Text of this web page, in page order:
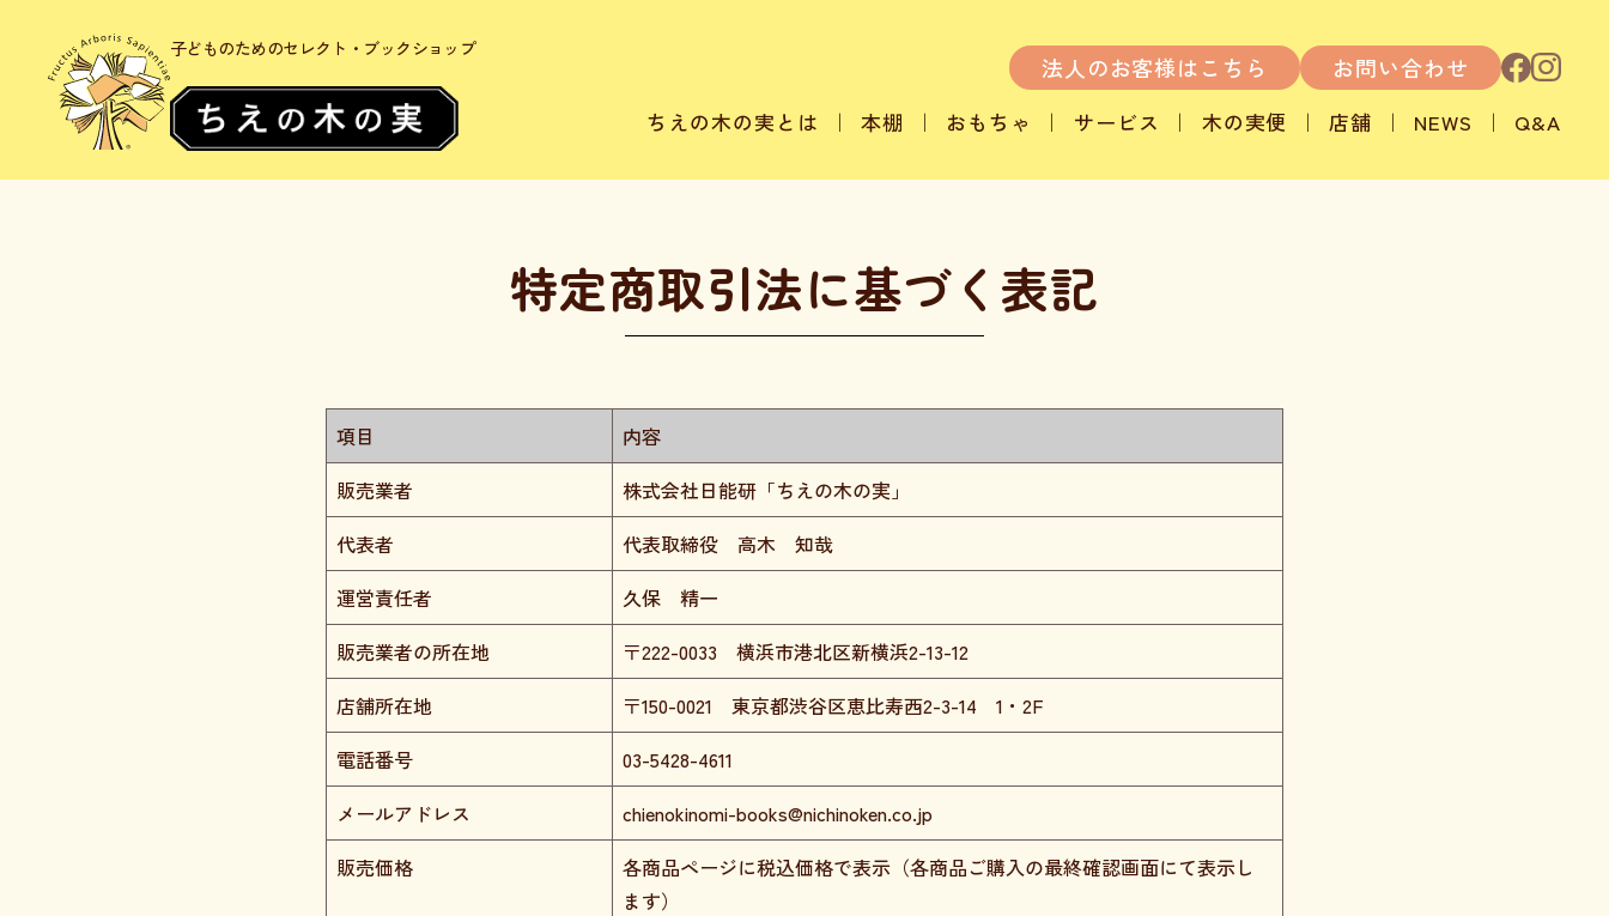
子どものためのセレクト・ブックショップ
法人のお客様はこちら お問い合わせ
ちえの木の実とは 本棚 おもちゃ サービス 木の実便 店舗 NEWS Q&A
特定商取引法に基づく表記
項目
内容
販売業者
株式会社日能研「ちえの木の実」
代表者
代表取締役 高木 知哉
運営責任者
久保 精一
販売業者の所在地
〒222-0033 横浜市港北区新横浜2-13-12
店舗所在地
〒150-0021 東京都渋谷区恵比寿西2-3-14 1・2F
電話番号
03-5428-4611
メールアドレス
chienokinomi-books@nichinoken.co.jp
販売価格
各商品ページに税込価格で表示（各商品ご購入の最終確認画面にて表示し
ます）